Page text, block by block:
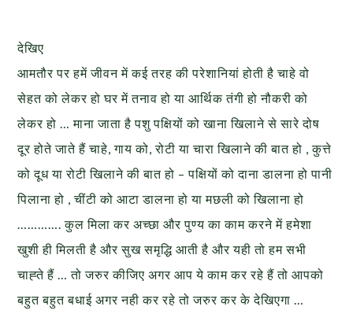
देखिए
आमतौर पर हमें जीवन में कई तरह की परेशानियां होती है चाहे वो
सेहत को लेकर हो घर में तनाव हो या आर्थिक तंगी हो नौकरी को
लेकर हो … माना जाता है पशु पक्षियों को खाना खिलाने से सारे दोष
दूर होते जाते हैं चाहे, गाय को, रोटी या चारा खिलाने की बात हो , कुत्ते
को दूध या रोटी खिलाने की बात हो – पक्षियों को दाना डालना हो पानी
पिलाना हो , चींटी को आटा डालना हो या मछली को खिलाना हो
…………. कुल मिला कर अच्छा और पुण्य का काम करने में हमेशा
खुशी ही मिलती है और सुख समृद्धि आती है और यही तो हम सभी
चाह्ते हैं … तो जरुर कीजिए अगर आप ये काम कर रहे हैं तो आपको
बहुत बहुत बधाई अगर नही कर रहे तो जरुर कर के देखिएगा …